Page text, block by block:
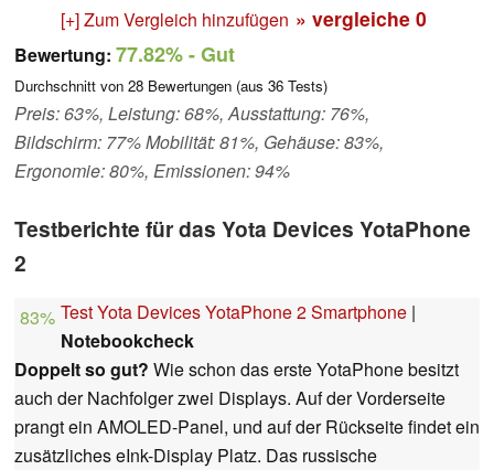
[+] Zum Vergleich hinzufügen » vergleiche 0
Bewertung: 77.82%- Gut
Durchschnitt von 28 Bewertungen (aus 36 Tests)
Preis: 63%, Leistung: 68%, Ausstattung: 76%,
Bildschirm: 77% Mobilität: 81%, Gehäuse: 83%,
Ergonomie: 80%, Emissionen: 94%
Testberichte für das Yota Devices YotaPhone
2
83% Test Yota Devices YotaPhone 2 Smartphone |
Notebookcheck
Doppelt so gut? Wie schon das erste YotaPhone besitzt
auch der Nachfolger zwei Displays. Auf der Vorderseite
prangt ein AMOLED-Panel, und auf der Rückseite findet ein
zusätzliches eInk-Display Platz. Das russische